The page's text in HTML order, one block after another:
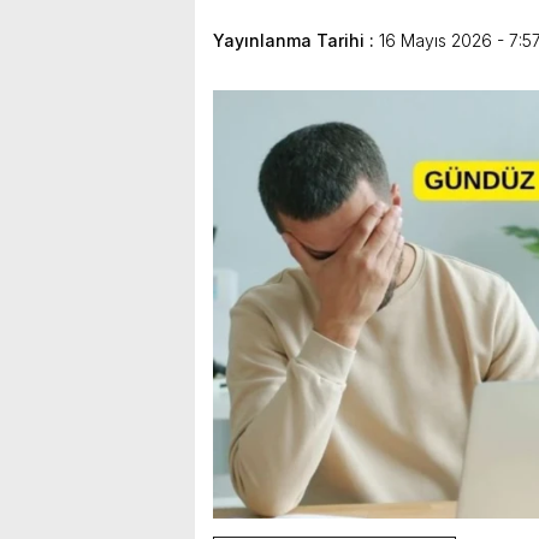
Yayınlanma Tarihi : 16 Mayıs 2026 -